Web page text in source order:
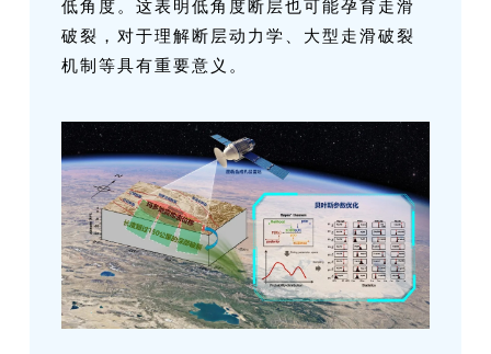
低角度。这表明低角度断层也可能孕育走滑
破裂，对于理解断层动力学、大型走滑破裂
机制等具有重要意义。